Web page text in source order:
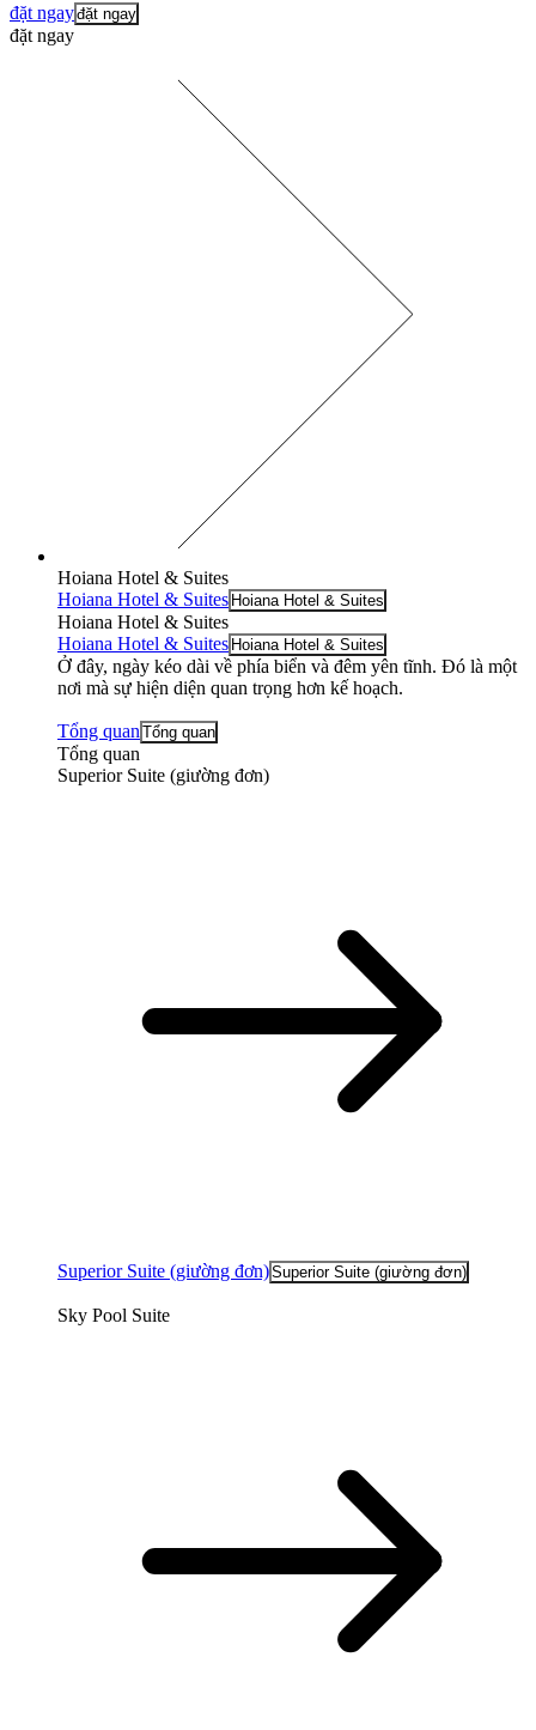
đặt ngayđặt ngay
đặt ngay
Hoiana Hotel & Suites
Hoiana Hotel & Suites Hoiana Hotel & Suites
Hoiana Hotel & Suites
Hoiana Hotel & Suites Hoiana Hotel & Suites
Ở đây, ngày kéo dài về phía biển và đêm yên tĩnh. Đó là một
nơi mà sự hiện diện quan trọng hơn kế hoạch.
Tổng quan Tổng quan
Tổng quan
Superior Suite (giường đơn)
Superior Suite (giường đơn)Superior Suite (giường đơn)
Sky Pool Suite